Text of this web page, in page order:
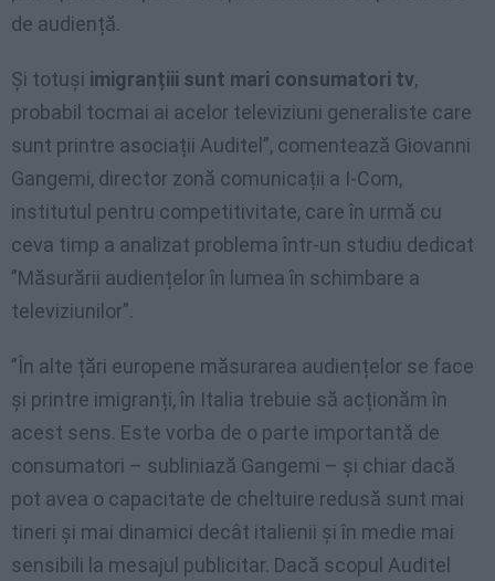
de audiență.
Și totuși imigranțiii sunt mari consumatori tv,
probabil tocmai ai acelor televiziuni generaliste care
sunt printre asociații Auditel”, comentează Giovanni
Gangemi, director zonă comunicații a I-Com,
institutul pentru competitivitate, care în urmă cu
ceva timp a analizat problema într-un studiu dedicat
”Măsurării audiențelor în lumea în schimbare a
televiziunilor”.
”În alte țări europene măsurarea audiențelor se face
și printre imigranți, în Italia trebuie să acționăm în
acest sens. Este vorba de o parte importantă de
consumatori – subliniază Gangemi – și chiar dacă
pot avea o capacitate de cheltuire redusă sunt mai
tineri și mai dinamici decât italienii și în medie mai
sensibili la mesajul publicitar. Dacă scopul Auditel